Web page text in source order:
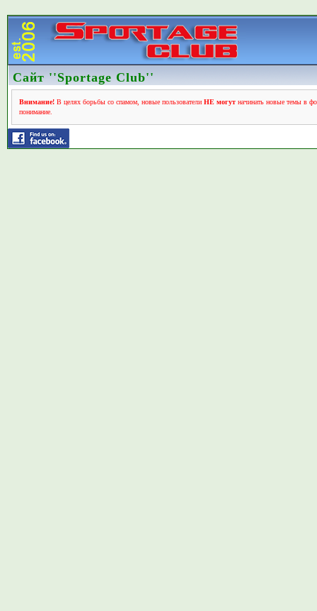
Сайт ''Sportage Club''
Внимание!В целях борьбы со спамом, новые пользователи НЕ могутначинать новые темы в
понимание.